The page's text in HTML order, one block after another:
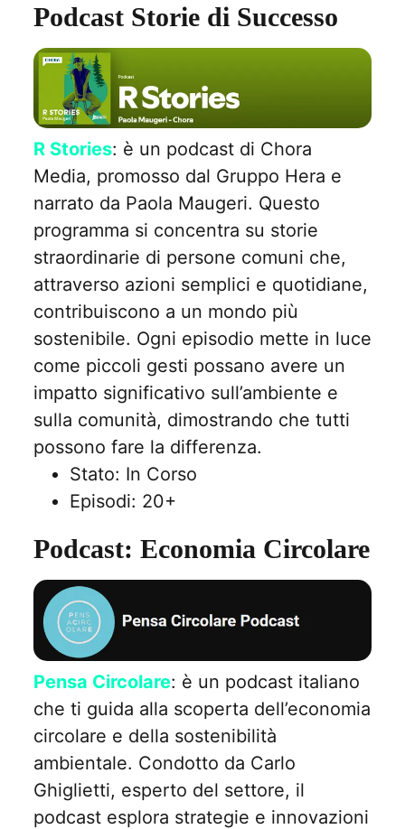
Podcast Storie di Successo
R Stories: è un podcast di Chora
Media, promosso dal Gruppo Hera e
narrato da Paola Maugeri. Questo
programma si concentra su storie
straordinarie di persone comuni che,
attraverso azioni semplici e quotidiane,
contribuiscono a un mondo più
sostenibile. Ogni episodio mette in luce
come piccoli gesti possano avere un
impatto significativo sull’ambiente e
sulla comunità, dimostrando che tutti
possono fare la differenza.
Stato: In Corso
Episodi: 20+
Podcast: Economia Circolare
Pensa Circolare: è un podcast italiano
che ti guida alla scoperta dell’economia
circolare e della sostenibilità
ambientale. Condotto da Carlo
Ghiglietti, esperto del settore, il
podcast esplora strategie e innovazioni